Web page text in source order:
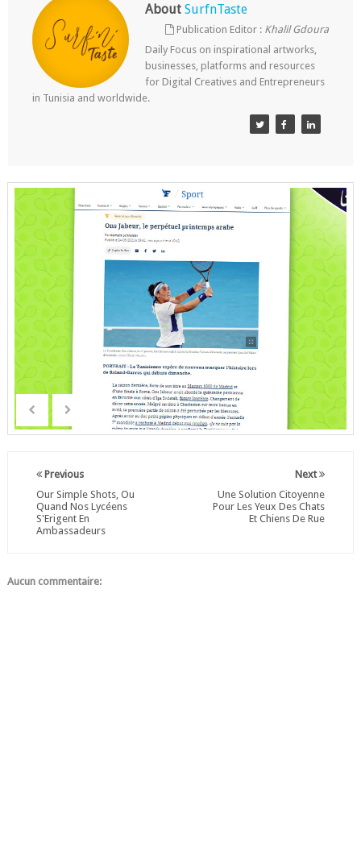
About SurfnTaste
Publication Editor : Khalil Gdoura
Daily Focus on inspirational artworks,
businesses, platforms and resources
for Digital Creatives and Entrepreneurs
in Tunisia and worldwide.
Next
Une Solution Citoyenne
Pour Les Yeux Des Chats
Et Chiens De Rue
Previous
Our Simple Shots, Ou
Quand Nos Lycéens
S'Erigent En
Ambassadeurs
Aucun commentaire: